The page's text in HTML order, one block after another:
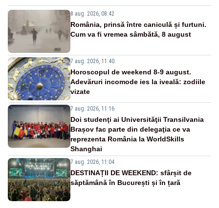
8 aug. 2026, 08:42
România, prinsă între caniculă și furtuni.
Cum va fi vremea sâmbătă, 8 august
7 aug. 2026, 11:40
Horoscopul de weekend 8-9 august.
Adevăruri incomode ies la iveală: zodiile
vizate
7 aug. 2026, 11:16
Doi studenţi ai Universităţii Transilvania
Brașov fac parte din delegaţia ce va
reprezenta România la WorldSkills
Shanghai
7 aug. 2026, 11:04
DESTINAȚII DE WEEKEND: sfârșit de
săptămână în București și în țară